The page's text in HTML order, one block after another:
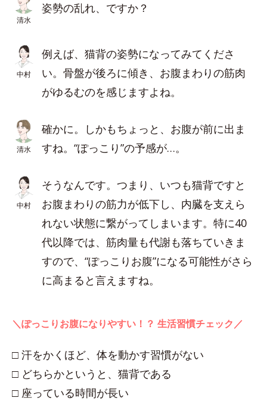
清水
姿勢の乱れ、ですか？
中村
例えば、猫背の姿勢になってみてくださ
い。骨盤が後ろに傾き、お腹まわりの筋肉
がゆるむのを感じますよね。
清水
確かに。しかもちょっと、お腹が前に出ま
すね。“ぽっこり”の予感が…。
中村
そうなんです。つまり、いつも猫背ですと
お腹まわりの筋力が低下し、内臓を支えら
れない状態に繋がってしまいます。特に40
代以降では、筋肉量も代謝も落ちていきま
すので、“ぽっこりお腹”になる可能性がさら
に高まると言えますね。
＼ぽっこりお腹になりやすい！？ 生活習慣チェック／
□ 汗をかくほど、体を動かす習慣がない
□ どちらかというと、猫背である
□ 座っている時間が長い